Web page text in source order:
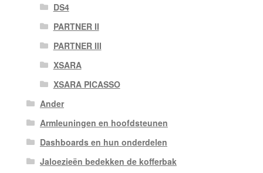
DS4
PARTNER II
PARTNER III
XSARA
XSARA PICASSO
Ander
Armleuningen en hoofdsteunen
Dashboards en hun onderdelen
Jaloezieën bedekken de kofferbak